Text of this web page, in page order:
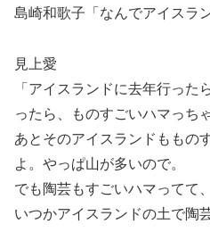
島崎和歌子「なんでアイスラ
見上愛
「アイスランドに去年行った
ったら、ものすごいハマっち
あとそのアイスランドももの
よ。やっぱ山が多いので。
でも陶芸もすごいハマってて
いつかアイスランドの土で陶